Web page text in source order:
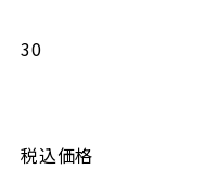
30
税込価格